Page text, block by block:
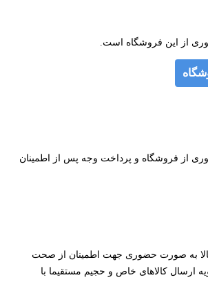
از این فروشگاه است.
از فروشگاه و پرداخت وجه پس از اطمینان
به صورت حضوری جهت اطمینان از صحت
ارسال کالاهای خاص و حجیم مستقیما با